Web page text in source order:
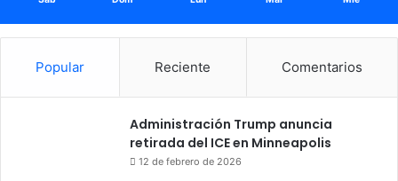
Popular Reciente Comentarios
Administración Trump anuncia
retirada del ICE en Minneapolis
12 de febrero de 2026